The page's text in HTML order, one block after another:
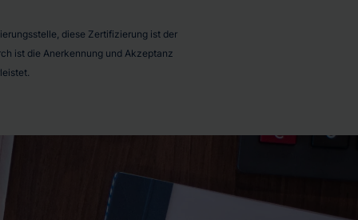
diese Zertifizierung ist der
ist die Anerkennung und Akzeptanz